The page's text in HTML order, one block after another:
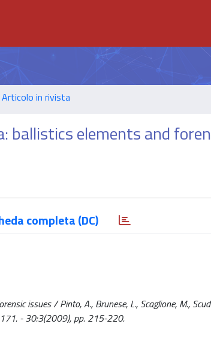
Articolo in rivista
ballistics elements and
completa (DC)
issues / Pinto, A., Brunese, L., Scaglione, M.,
- 30:3(2009), pp. 215-220.